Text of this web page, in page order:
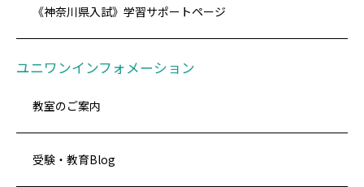
《神奈川県入試》学習サポートページ
ユニワンインフォメーション
教室のご案内
受験・教育Blog